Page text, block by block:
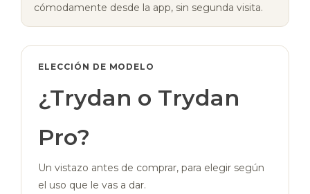
cómodamente desde la app, sin segunda visita.
ELECCIÓN DE MODELO
¿Trydan o Trydan
Pro?
Un vistazo antes de comprar, para elegir según
el uso que le vas a dar.